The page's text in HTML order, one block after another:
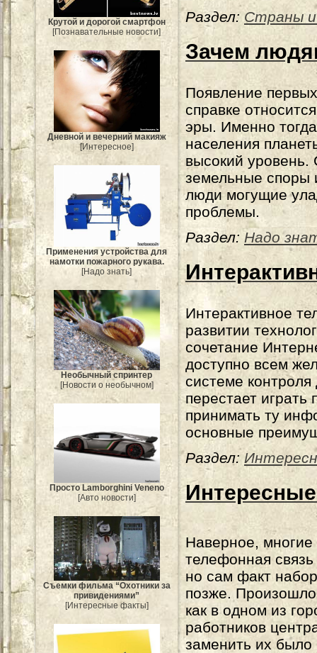
Крутой и дорогой смартфон
[Познавательные новости]
Дневной и вечерний макияж
[Интересное]
Применения устройства для
намотки пожарного рукава.
[Надо знать]
Необычный спринтер
[Новости о необычном]
Просто Lamborghini Veneno
[Авто новости]
Съемки фильма “Охотники за
привидениями”
[Интересные факты]
Раздел: Страны и
Зачем
Появление
справке
эры. Именно
населения
высокий уровень.
земельные споры
люди могущие
проблемы.
Раздел: Надо
Интерактивное
развитии
сочетание
доступно всем
системе контроля
перестает
принимать ту
основные
Раздел:
Наверное,
телефонная
но сам факт
позже. Произошло
как в одном из
работников
заменить их было